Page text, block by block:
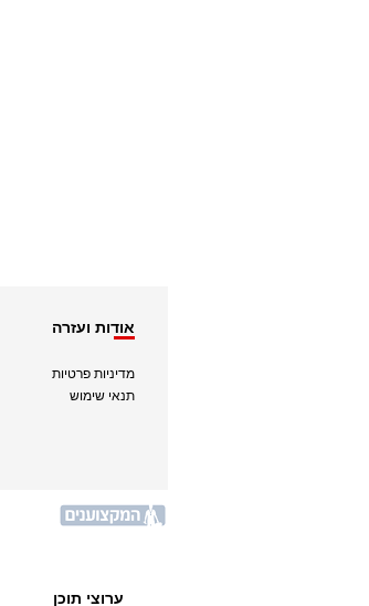
אודות ועזרה
מדיניות פרטיות
תנאי שימוש
ערוצי תוכן